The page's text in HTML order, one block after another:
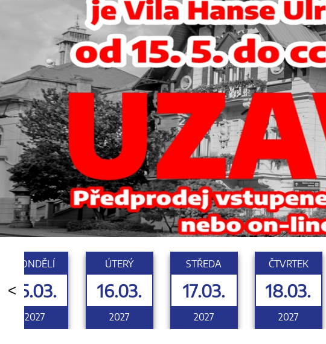
<
PONDĚLÍ
15.03.
2027
ÚTERÝ
16.03.
2027
STŘEDA
17.03.
2027
ČTVRTEK
18.03.
2027